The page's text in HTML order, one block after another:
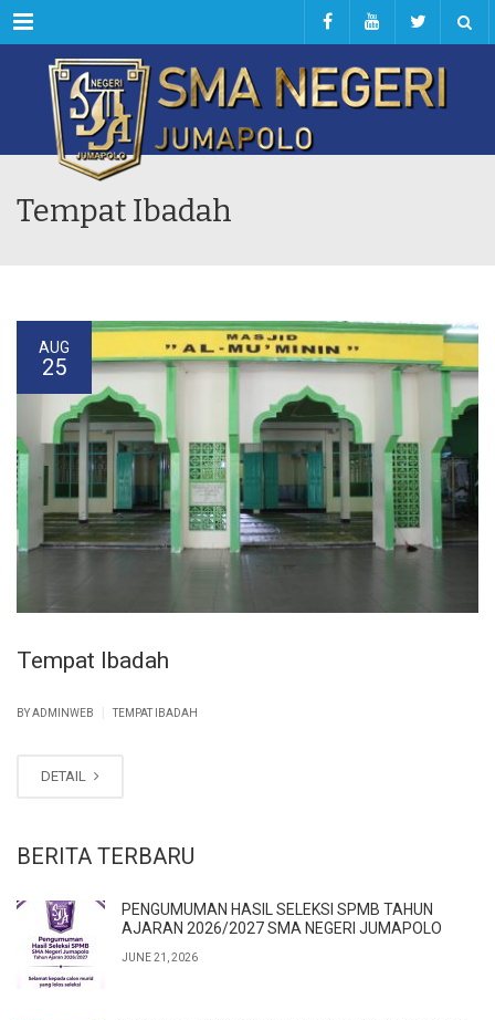
Menu
Tempat Ibadah
AUG
25
Tempat Ibadah
BYADMINWEB TEMPAT IBADAH
DETAIL
BERITA TERBARU
PENGUMUMAN HASIL SELEKSI SPMB TAHUN
AJARAN 2026/2027 SMA NEGERI JUMAPOLO
JUNE 21, 2026